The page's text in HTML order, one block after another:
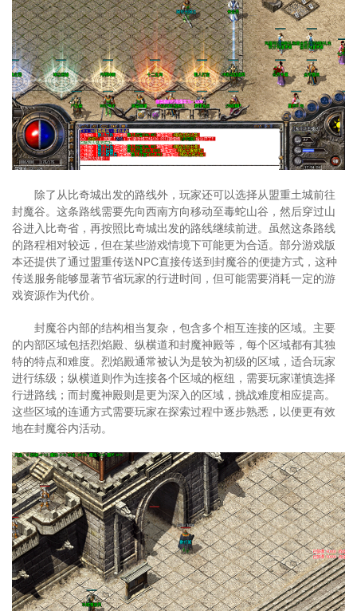
除了从比奇城出发的路线外，玩家还可以选择从盟重土城前往
封魔谷。这条路线需要先向西南方向移动至毒蛇山谷，然后穿过山
谷进入比奇省，再按照比奇城出发的路线继续前进。虽然这条路线
的路程相对较远，但在某些游戏情境下可能更为合适。部分游戏版
本还提供了通过盟重传送NPC直接传送到封魔谷的便捷方式，这种
传送服务能够显著节省玩家的行进时间，但可能需要消耗一定的游
戏资源作为代价。
封魔谷内部的结构相当复杂，包含多个相互连接的区域。主要
的内部区域包括烈焰殿、纵横道和封魔神殿等，每个区域都有其独
特的特点和难度。烈焰殿通常被认为是较为初级的区域，适合玩家
进行练级；纵横道则作为连接各个区域的枢纽，需要玩家谨慎选择
行进路线；而封魔神殿则是更为深入的区域，挑战难度相应提高。
这些区域的连通方式需要玩家在探索过程中逐步熟悉，以便更有效
地在封魔谷内活动。